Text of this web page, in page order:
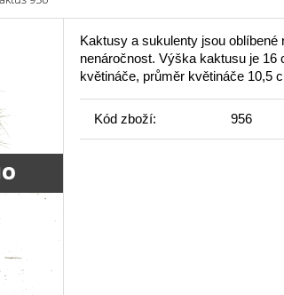
Kaktusy a sukulenty jsou oblíbené
nenáročnost. Výška kaktusu je 16
květináče, průměr květináče 10,5
Kód zboží: 956